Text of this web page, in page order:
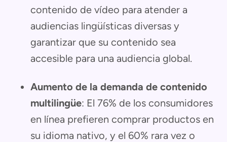
contenido de vídeo para atender a
audiencias lingüísticas diversas y
garantizar que su contenido sea
accesible para una audiencia global.
Aumento de la demanda de contenido
multilingüe: El 76% de los consumidores
en línea prefieren comprar productos en
su idioma nativo, y el 60% rara vez o